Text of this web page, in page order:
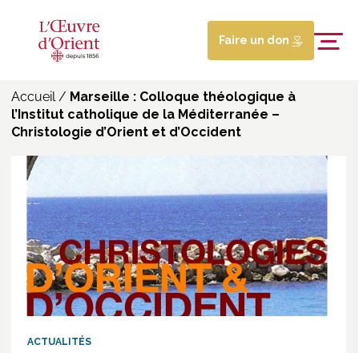
Faire un don
Accueil/ Marseille : Colloque théologique à
l’Institut catholique de la Méditerranée –
Christologie d’Orient et d’Occident
ACTUALITÉS